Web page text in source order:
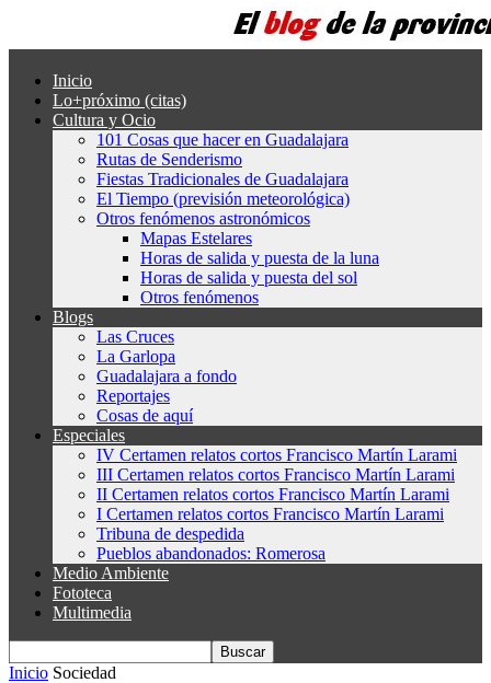
Inicio
Lo+próximo (citas)
Cultura y Ocio
101 Cosas que hacer en Guadalajara
Rutas de Senderismo
Fiestas Tradicionales de Guadalajara
El Tiempo (previsión meteorológica)
Otros fenómenos astronómicos
Mapas Estelares
Horas de salida y puesta de la luna
Horas de salida y puesta del sol
Otros fenómenos
Blogs
Las Cruces
La Garlopa
Guadalajara a fondo
Reportajes
Cosas de aquí
Especiales
IV Certamen relatos cortos Francisco Martín Larami
III Certamen relatos cortos Francisco Martín Larami
II Certamen relatos cortos Francisco Martín Larami
I Certamen relatos cortos Francisco Martín Larami
Tribuna de despedida
Pueblos abandonados: Romerosa
Medio Ambiente
Fototeca
Multimedia
Inicio Sociedad